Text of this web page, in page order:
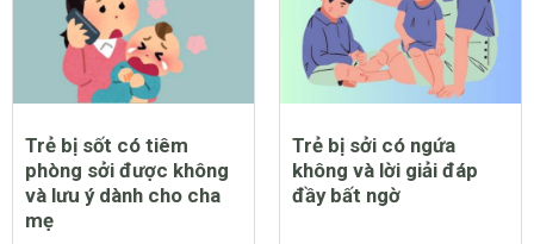
Trẻ bị sốt có tiêm
phòng sởi được không
và lưu ý dành cho cha
mẹ
Trẻ bị sởi có ngứa
không và lời giải đáp
đầy bất ngờ